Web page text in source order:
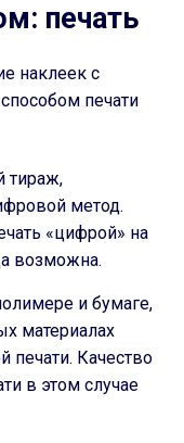
печать
наклеек с
печати
тираж,
метод.
«цифрой» на
возможна.
и бумаге,
материалах
печати. Качество
в этом случае